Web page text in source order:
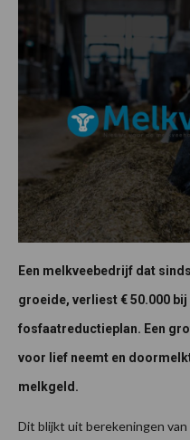
Een melkveebedrijf dat
groeide, verliest € 50.000
fosfaatreductieplan. Een
voor lief neemt en
melkgeld.
Dit blijkt uit berekeningen